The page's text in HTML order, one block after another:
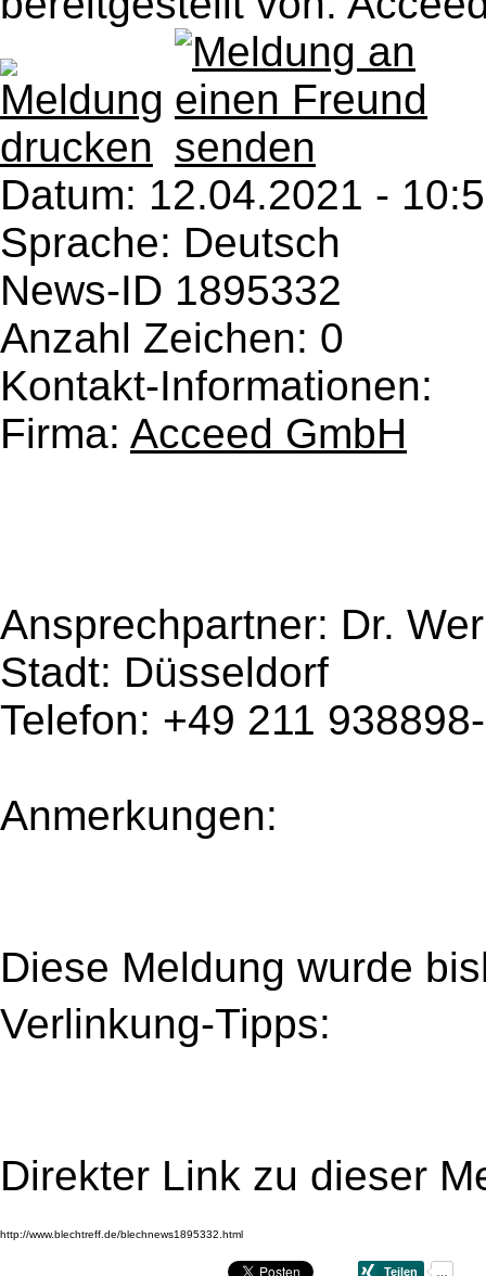
Datum: 12.04.2021 -
Sprache: Deutsch
News-ID 1895332
Anzahl Zeichen: 0
Kontakt-Informationen:
Firma: Acceed GmbH
Ansprechpartner: Dr.
Stadt: Düsseldorf
Telefon: +49 211
Anmerkungen:
Diese Meldung wurde
Verlinkung-Tipps:
Direkter Link zu dieser